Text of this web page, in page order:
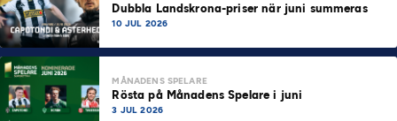
Dubbla Landskrona-priser när juni summeras
10 JUL 2026
MÅNADENS SPELARE
Rösta på Månadens Spelare i juni
3 JUL 2026